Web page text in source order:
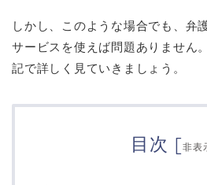
しかし、このような場合でも、弁
サービスを使えば問題ありません
記で詳しく見ていきましょう。
目次 [非表